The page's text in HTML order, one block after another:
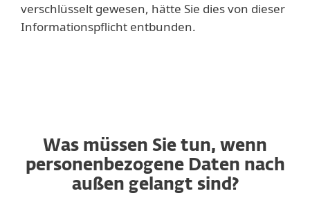
verschlüsselt gewesen, hätte Sie dies von dieser
Informationspflicht entbunden.
Was müssen Sie tun, wenn
personenbezogene Daten nach
außen gelangt sind?